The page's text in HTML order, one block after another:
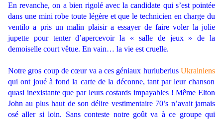
En revanche, on a bien rigolé avec la candidate qui s’est pointée
dans une mini robe toute légère et que le technicien en charge du
ventilo a pris un malin plaisir a essayer de faire voler la jolie
jupette pour tenter d’apercevoir la « salle de jeux » de la
demoiselle court vêtue. En vain… la vie est cruelle.
Notre gros coup de cœur va a ces géniaux hurluberlus Ukrainiens
qui ont joué à fond la carte de la déconne, tant par leur chanson
quasi inexistante que par leurs costards impayables ! Même Elton
John au plus haut de son délire vestimentaire 70’s n’avait jamais
osé aller si loin. Sans conteste notre goût va à ce groupe qui